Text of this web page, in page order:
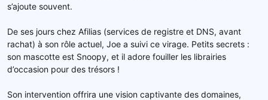
s’ajoute souvent.
De ses jours chez Afilias (services de registre et DNS, avant
rachat) à son rôle actuel, Joe a suivi ce virage. Petits secrets :
son mascotte est Snoopy, et il adore fouiller les librairies
d’occasion pour des trésors !
Son intervention offrira une vision captivante des domaines,